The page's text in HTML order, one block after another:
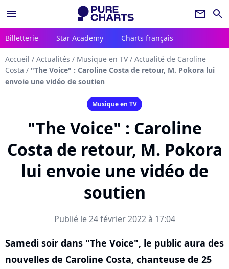
menu newsletter search
Billetterie Star Academy Charts français
Accueil / Actualités / Musique en TV / Actualité de Caroline
Costa / "The Voice" : Caroline Costa de retour, M. Pokora lui
envoie une vidéo de soutien
Musique en TV
"The Voice" : Caroline
Costa de retour, M. Pokora
lui envoie une vidéo de
soutien
Publié le 24 février 2022 à 17:04
Samedi soir dans "The Voice", le public aura des
nouvelles de Caroline Costa, chanteuse de 25